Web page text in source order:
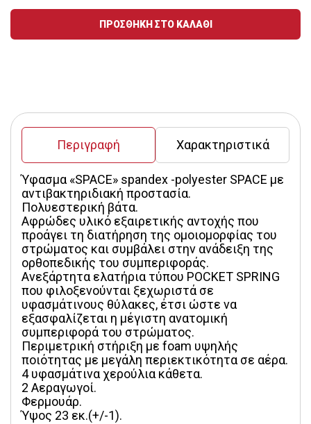
ΠΡΟΣΘΗΚΗ ΣΤΟ ΚΑΛΑΘΙ
Περιγραφή Χαρακτηριστικά
Ύφασμα «SPACE» spandex -polyester SPACE με
αντιβακτηριδιακή προστασία.
Πολυεστερική βάτα.
Αφρώδες υλικό εξαιρετικής αντοχής που
προάγει τη διατήρηση της ομοιομορφίας του
στρώματος και συμβάλει στην ανάδειξη της
ορθοπεδικής του συμπεριφοράς.
Ανεξάρτητα ελατήρια τύπου POCKET SPRING
που φιλοξενούνται ξεχωριστά σε
υφασμάτινους θύλακες, έτσι ώστε να
εξασφαλίζεται η μέγιστη ανατομική
συμπεριφορά του στρώματος.
Περιμετρική στήριξη με foam υψηλής
ποιότητας με μεγάλη περιεκτικότητα σε αέρα.
4 υφασμάτινα χερούλια κάθετα.
2 Αεραγωγοί.
Φερμουάρ.
Ύψος 23 εκ.(+/-1).